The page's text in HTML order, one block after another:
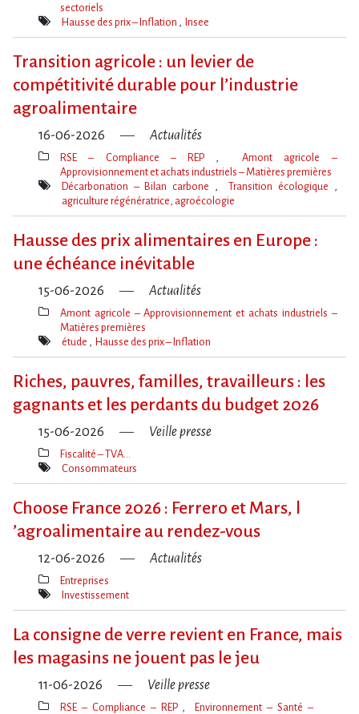
Thèmes(s)
sectoriels
Mot(s)-
Hausse des prix – Inflation Insee
Transition agricole : un levier de
compétitivité durable pour l’industrie
agroalimentaire
16-06-2026 Actualités
Thèmes(s)
RSE – Compliance – REP
Amont agricole –
Approvisionnement et achats industriels – Matières premières
Mot(s)-
Décarbonation – Bilan carbone
Transition écologique
agriculture régénératrice, agroécologie
Hausse des prix alimentaires en Europe :
une échéance inévitable
15-06-2026 Actualités
Thèmes(s)
Amont agricole – Approvisionnement et achats industriels –
Matières premières
Mot(s)-
étude Hausse des prix – Inflation
Riches, pauvres, familles, travailleurs : les
gagnants et les perdants du budget 2026
15-06-2026 Veille presse
Thèmes(s)
Fiscalité – TVA…
Mot(s)-
Consommateurs
Choose France 2026 : Ferrero et Mars, l​
‌’agroalimentaire au rendez-vous
12-06-2026 Actualités
Thèmes(s)
Entreprises
Mot(s)-
Investissement
La consigne de verre revient en France, mais
les magasins ne jouent pas le jeu
11-06-2026 Veille presse
RSE – Compliance – REP
Environnement – Santé –